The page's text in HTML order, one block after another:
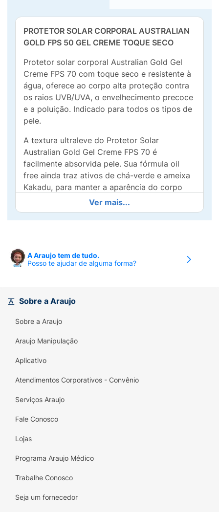
PROTETOR SOLAR CORPORAL AUSTRALIAN
GOLD FPS 50 GEL CREME TOQUE SECO
Protetor solar corporal Australian Gold Gel
Creme FPS 70 com toque seco e resistente à
água, oferece ao corpo alta proteção contra
os raios UVB/UVA, o envelhecimento precoce
e a poluição. Indicado para todos os tipos de
pele.
A textura ultraleve do Protetor Solar
Australian Gold Gel Creme FPS 70 é
facilmente absorvida pele. Sua fórmula oil
free ainda traz ativos de chá-verde e ameixa
Kakadu, para manter a aparência do corpo
ainda mais bonita e saudável.
Dermatologicamente testado, não contém
parabenos e oxibenzona. Vegano, sem testes
Modo de usar:Aplique o protetor solar sobre
a pele de maneira uniforme em todo corpo.
ou ao enxugar-se com a toalha.
Ver mais...
A Araujo tem de tudo.
Posso te ajudar de alguma forma?
Sobre a Araujo
Sobre a Araujo
Araujo Manipulação
Aplicativo
Atendimentos Corporativos - Convênio
Serviços Araujo
Fale Conosco
Lojas
Programa Araujo Médico
Trabalhe Conosco
Seja um fornecedor